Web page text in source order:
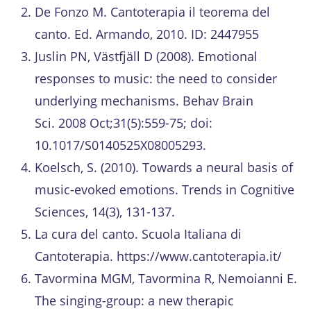
De Fonzo M. Cantoterapia il teorema del
canto. Ed. Armando, 2010. ID: 2447955
Juslin PN, Västfjäll D (2008). Emotional
responses to music: the need to consider
underlying mechanisms. Behav Brain
Sci. 2008 Oct;31(5):559-75; doi:
10.1017/S0140525X08005293.
Koelsch, S. (2010). Towards a neural basis of
music-evoked emotions. Trends in Cognitive
Sciences, 14(3), 131-137.
La cura del canto. Scuola Italiana di
Cantoterapia. https://www.cantoterapia.it/
Tavormina MGM, Tavormina R, Nemoianni E.
The singing-group: a new therapic